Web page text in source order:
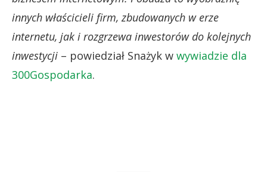
innych właścicieli firm, zbudowanych w erze
internetu, jak i rozgrzewa inwestorów do kolejnych
inwestycji – powiedział Snażyk w wywiadzie dla
300Gospodarka.